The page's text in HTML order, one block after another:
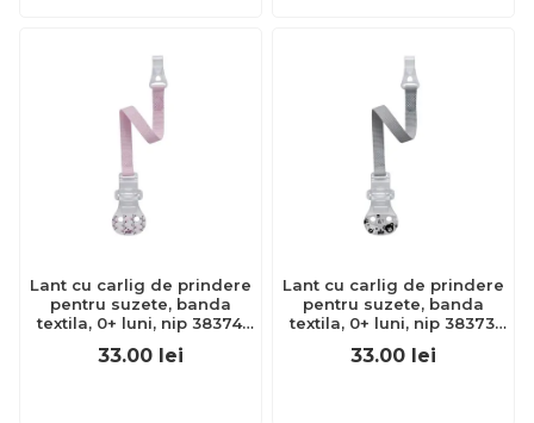
Lant cu carlig de prindere
pentru suzete, banda
textila, 0+ luni, nip 38374,
33.00 lei
Lant cu carlig de prindere
pentru suzete, banda
textila, 0+ luni, nip 38373,
33.00 lei